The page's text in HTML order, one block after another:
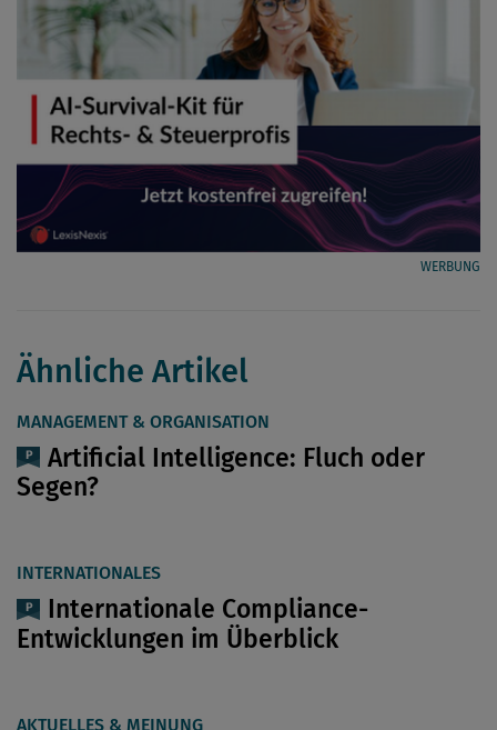
WERBUNG
Ähnliche Artikel
MANAGEMENT & ORGANISATION
Artificial Intelligence: Fluch oder
Segen?
INTERNATIONALES
Internationale Compliance-
Entwicklungen im Überblick
AKTUELLES & MEINUNG